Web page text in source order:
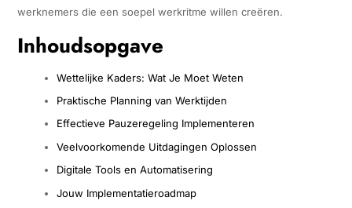
werknemers die een soepel werkritme willen creëren.
Inhoudsopgave
Wettelijke Kaders: Wat Je Moet Weten
Praktische Planning van Werktijden
Effectieve Pauzeregeling Implementeren
Veelvoorkomende Uitdagingen Oplossen
Digitale Tools en Automatisering
Jouw Implementatieroadmap